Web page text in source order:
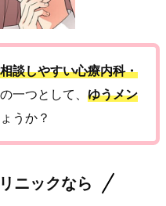
相談しやすい心療内科・
一つとして、 ゆうメン
うか？
ニックなら